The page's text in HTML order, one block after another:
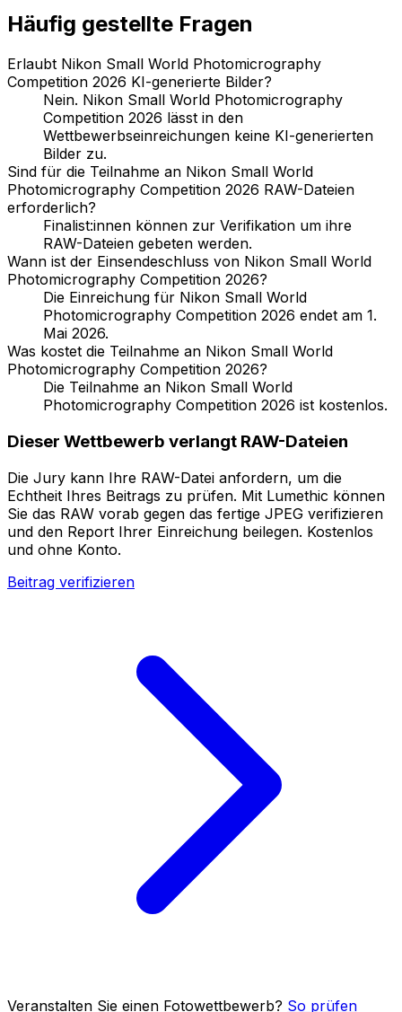
Häufig gestellte Fragen
Erlaubt Nikon Small World Photomicrography
Competition 2026 KI-generierte Bilder?
Nein. Nikon Small World Photomicrography
Competition 2026 lässt in den
Wettbewerbseinreichungen keine KI-generierten
Bilder zu.
Sind für die Teilnahme an Nikon Small World
Photomicrography Competition 2026 RAW-Dateien
erforderlich?
Finalist:innen können zur Verifikation um ihre
RAW-Dateien gebeten werden.
Wann ist der Einsendeschluss von Nikon Small World
Photomicrography Competition 2026?
Die Einreichung für Nikon Small World
Photomicrography Competition 2026 endet am 1.
Mai 2026.
Was kostet die Teilnahme an Nikon Small World
Photomicrography Competition 2026?
Die Teilnahme an Nikon Small World
Photomicrography Competition 2026 ist kostenlos.
Dieser Wettbewerb verlangt RAW-Dateien
Die Jury kann Ihre RAW-Datei anfordern, um die
Echtheit Ihres Beitrags zu prüfen. Mit Lumethic können
Sie das RAW vorab gegen das fertige JPEG verifizieren
und den Report Ihrer Einreichung beilegen. Kostenlos
und ohne Konto.
Beitrag verifizieren
Veranstalten Sie einen Fotowettbewerb? So prüfen